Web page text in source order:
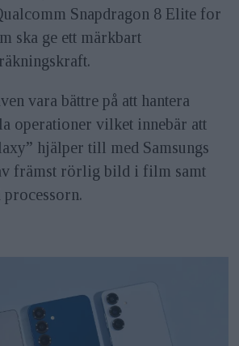
Snapdragon 8 Elite for
ska ge ett märkbart
vara bättre på att hantera
operationer vilket innebär att
hjälper till med Samsungs
främst rörlig bild i film samt
processorn.